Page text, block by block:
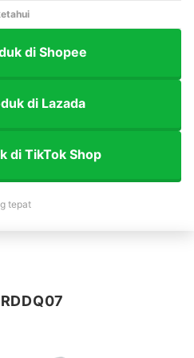
di Shopee
di Lazada
di TikTok Shop
tepat